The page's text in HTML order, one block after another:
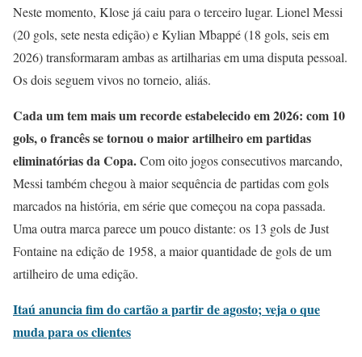
Neste momento, Klose já caiu para o terceiro lugar. Lionel Messi
(20 gols, sete nesta edição) e Kylian Mbappé (18 gols, seis em
2026) transformaram ambas as artilharias em uma disputa pessoal.
Os dois seguem vivos no torneio, aliás.
Cada um tem mais um recorde estabelecido em 2026: com 10
gols, o francês se tornou o maior artilheiro em partidas
eliminatórias da Copa.Com oito jogos consecutivos marcando,
Messi também chegou à maior sequência de partidas com gols
marcados na história, em série que começou na copa passada.
Uma outra marca parece um pouco distante: os 13 gols de Just
Fontaine na edição de 1958, a maior quantidade de gols de um
artilheiro de uma edição.
Itaú anuncia fim do cartão a partir de agosto; veja o que
muda para os clientes